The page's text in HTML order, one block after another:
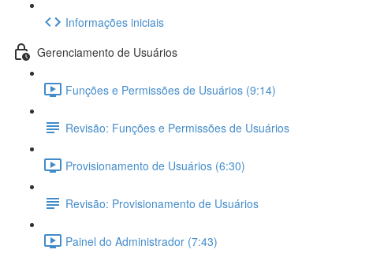
Informações iniciais
Gerenciamento de Usuários
Funções e Permissões de Usuários (9:14)
Revisão: Funções e Permissões de Usuários
Provisionamento de Usuários (6:30)
Revisão: Provisionamento de Usuários
Painel do Administrador (7:43)